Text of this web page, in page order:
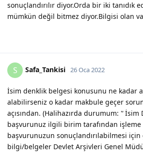
sonuçlandırılır diyor.Orda bir iki tanıdık
mümkün değil bitmez diyor.Bilgisi olan
S Safa_Tankisi 26 Oca 2022
İsim denklik belgesi konusunu ne kadar
alabilirseniz o kadar makbule geçer
açısından. (Halihazırda durumum: '‘ İsim
başvurunuz ilgili birim tarafından işleme
başvurunuzun sonuçlandırılabilmesi için
bilgi/belgeler Devlet Arşivleri Genel